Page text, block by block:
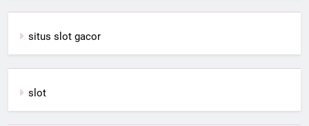
situs slot gacor
slot